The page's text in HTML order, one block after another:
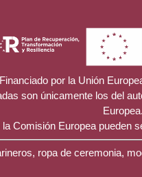
Financiado por la Unión
son únicamente los del
Europea.
la Comisión Europea pueden
ropa de ceremonia,